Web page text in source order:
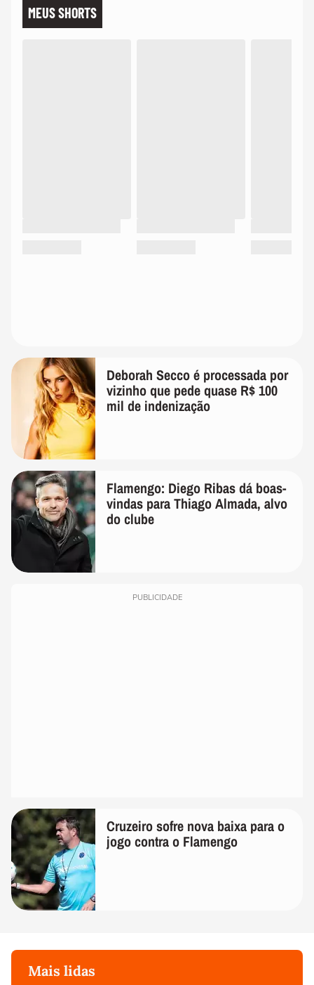
MEUS SHORTS
Deborah Secco é processada por
vizinho que pede quase R$ 100
mil de indenização
Flamengo: Diego Ribas dá boas-
vindas para Thiago Almada, alvo
do clube
PUBLICIDADE
Cruzeiro sofre nova baixa para o
jogo contra o Flamengo
Mais lidas